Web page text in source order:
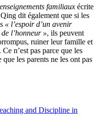
familiaux écrite
dit également que si les
« l’espoir d’un avenir
l’honneur », ils peuvent
ruiner leur famille et
n’est pas parce que les
les parents ne les ont pas
and Discipline in